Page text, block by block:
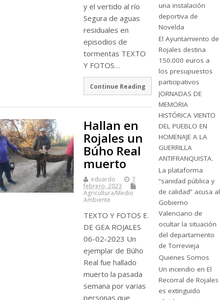
y el vertido al río
Segura de aguas
residuales en
episodios de
tormentas TEXTO
Y FOTOS…
Continue Reading
Hallan en
Rojales un
Búho Real
muerto
eduardo
7
febrero, 2023
Agricultura/Medio
Ambiente
TEXTO Y FOTOS E.
DE GEA ROJALES
06-02-2023 Un
ejemplar de Búho
Real fue hallado
muerto la pasada
semana por varias
personas que
una instalación
deportiva de
Novelda
El Ayuntamiento de
Rojales destina
150.000 euros a
los presupuestos
participativos
JORNADAS DE
MEMORIA
HISTÓRICA VIENTO
DEL PUEBLO EN
HOMENAJE A LA
GUERRILLA
ANTIFRANQUISTA.
La plataforma
“sanidad pública y
de calidad” acusa al
Gobierno
Valenciano de
ocultar la situación
del departamento
de Torrevieja
Quienes Somos
Un incendio en El
Recorral de Rojales
es extinguido